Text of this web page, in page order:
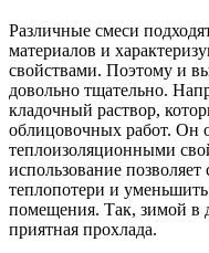
Различные смеси
материалов и
свойствами. Поэтому и
довольно тщательно.
кладочный раствор,
облицовочных работ. Он
теплоизоляционными
использование
теплопотери и уменьшить
помещения. Так, зимой в
приятная прохлада.